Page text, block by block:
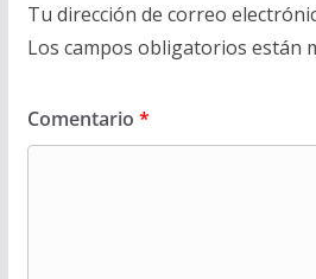
Tu dirección de correo
Los campos obligatorios están
Comentario *